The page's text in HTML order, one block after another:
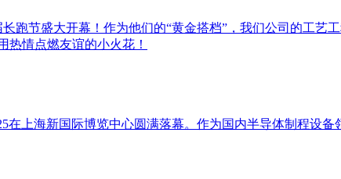
跑节盛大开幕！作为他们的“黄金搭档”，我们公司的工艺
热情点燃友谊的小火花！
在上海新国际博览中心圆满落幕。作为国内半导体制程设